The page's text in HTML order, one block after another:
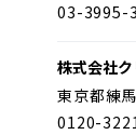
03-3995-
株式会社
東京都練
0120-